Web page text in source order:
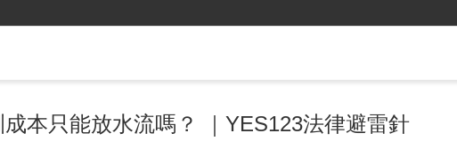
本只能放水流嗎？ ｜YES123法律避雷針